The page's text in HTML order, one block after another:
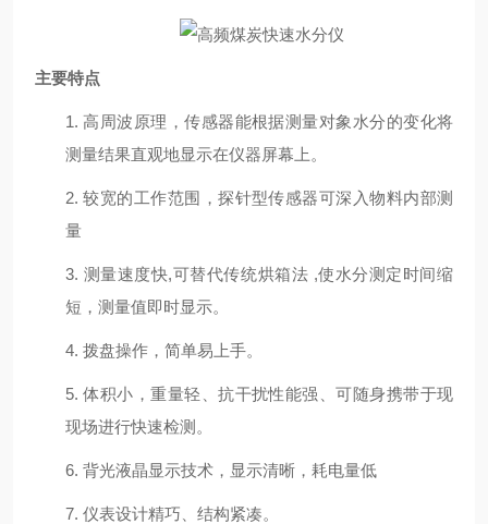
主要特点
1.高周波原理，传感器能根据测量对象水分的变化将
测量结果直观地显示在仪器屏幕上。
2.较宽的工作范围，探针型传感器可深入物料内部测
量
3. 测量速度快,可替代传统烘箱法 ,使水分测定时间缩
短，测量值即时显示。
4. 拨盘操作，简单易上手。
5.体积小，重量轻、抗干扰性能强、可随身携带于现
现场进行快速检测。
6. 背光液晶显示技术，显示清晰，耗电量低
7. 仪表设计精巧、结构紧凑。